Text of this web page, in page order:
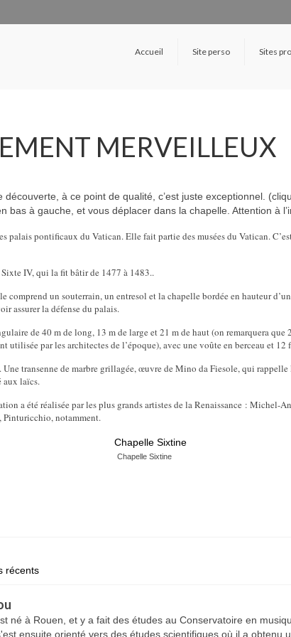
Accueil Site perso Sites
MERVEILLEUX
à ce point de qualité, c’est juste exceptionnel.
bas à gauche, et vous déplacer dans la chapelle. Attention à
palais pontificaux du Vatican. Elle fait partie des musées du Vatican.
IV, qui la fit bâtir de 1477 à 1483..
comprend un souterrain, un entresol et la chapelle bordée en hauteur
assurer la défense du palais.
de 40 m de long, 13 m de large et 21 m de haut (on remarquera que
utilisée par les architectes de l’époque), avec une voûte en berceau et 12
transenne de marbre grillagée, œuvre de Mino da Fiesole, qui rappelle
aux laïcs.
a été réalisée par les plus grands artistes de la Renaissance : Michel-
notamment.
Chapelle Sixtine
récents
né à Rouen, et y a fait des études au Conservatoire en
ensuite orienté vers des études scientifiques où il a obtenu